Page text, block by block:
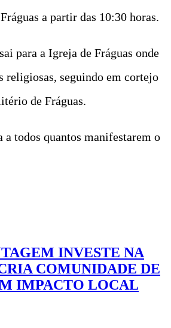
a partir das 10:30 horas.
para a Igreja de Fráguas onde
religiosas, seguindo em cortejo
de Fráguas.
todos quantos manifestarem o
INVESTE NA
COMUNIDADE DE
IMPACTO LOCAL